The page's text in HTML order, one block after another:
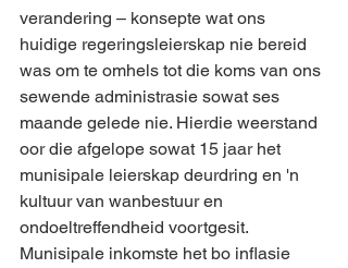
verandering – konsepte wat ons
huidige regeringsleierskap nie bereid
was om te omhels tot die koms van ons
sewende administrasie sowat ses
maande gelede nie. Hierdie weerstand
oor die afgelope sowat 15 jaar het
munisipale leierskap deurdring en 'n
kultuur van wanbestuur en
ondoeltreffendheid voortgesit.
Munisipale inkomste het bo inflasie